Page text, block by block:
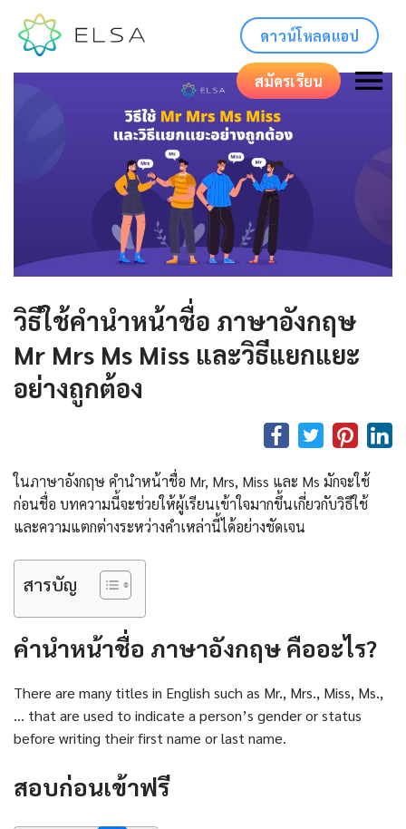
ดาวน์โหลดแอป
สมัครเรียน
วิธีใช้คํานําหน้าชื่อ ภาษาอังกฤษ
Mr Mrs Ms Miss และวิธีแยกแยะ
อย่างถูกต้อง
ในภาษาอังกฤษ คํานําหน้าชื่อ Mr, Mrs, Miss และ Ms มักจะใช้
ก่อนชื่อ บทความนี้จะช่วยให้ผู้เรียนเข้าใจมากขึ้นเกี่ยวกับวิธีใช้
และความแตกต่างระหว่างคำเหล่านี้ได้อย่างชัดเจน
สารบัญ
คํานําหน้าชื่อ ภาษาอังกฤษ คืออะไร?
There are many titles in English such as Mr., Mrs., Miss, Ms.,
… that are used to indicate a person’s gender or status
before writing their first name or last name.
สอบก่อนเข้าฟรี